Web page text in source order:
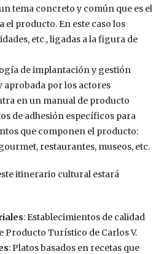
tema concreto y común que es el
el producto. En este caso los
etc., ligadas a la figura de
de implantación y gestión
aprobada por los actores
en un manual de producto
de adhesión específicos para
que componen el producto:
restaurantes, museos, etc.
itinerario cultural estará
: Establecimientos de calidad
Producto Turístico de Carlos V.
: Platos basados en recetas que